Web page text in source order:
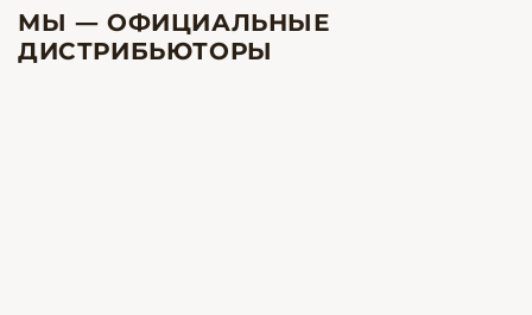
МЫ — ОФИЦИАЛЬНЫЕ
ДИСТРИБЬЮТОРЫ